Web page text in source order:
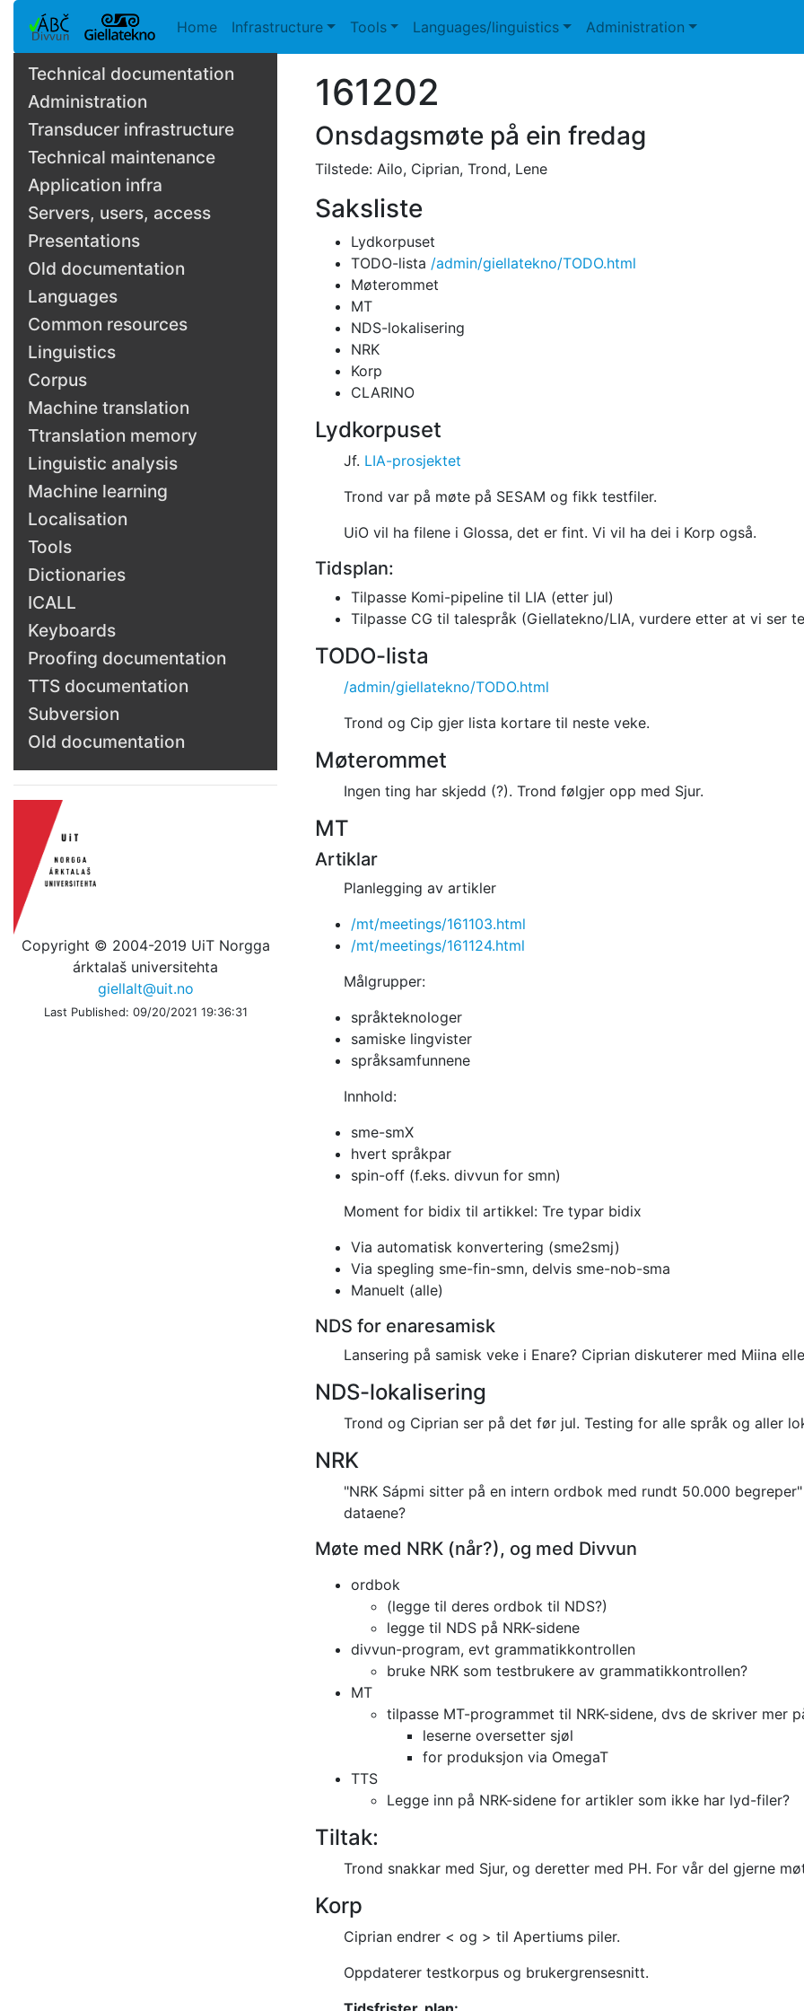
Home Infrastructure Tools Languages/linguistics Administration
Technical documentation
Administration
Transducer infrastructure
Technical maintenance
Application infra
Servers, users, access
Presentations
Old documentation
Languages
Common resources
Linguistics
Corpus
Machine translation
Ttranslation memory
Linguistic analysis
Machine learning
Localisation
Tools
Dictionaries
ICALL
Keyboards
Proofing documentation
TTS documentation
Subversion
Old documentation
Copyright © 2004-2019 UiT Norgga
árktalaš universitehta
giellalt@uit.no
Last Published: 09/20/2021 19:36:31
161202
Onsdagsmøte på ein fredag
Tilstede: Ailo, Ciprian, Trond, Lene
Saksliste
Lydkorpuset
TODO-lista /admin/giellatekno/TODO.html
Møterommet
MT
NDS-lokalisering
NRK
Korp
CLARINO
Lydkorpuset
Jf. LIA-prosjektet
Trond var på møte på SESAM og fikk testfiler.
UiO vil ha filene i Glossa, det er fint. Vi vil ha dei i Korp også.
Tidsplan:
Tilpasse Komi-pipeline til LIA (etter jul)
Tilpasse CG til talespråk (Giellatekno/LIA, vurdere etter at vi ser
TODO-lista
/admin/giellatekno/TODO.html
Trond og Cip gjer lista kortare til neste veke.
Møterommet
Ingen ting har skjedd (?). Trond følgjer opp med Sjur.
MT
Artiklar
Planlegging av artikler
/mt/meetings/161103.html
/mt/meetings/161124.html
Målgrupper:
språkteknologer
samiske lingvister
språksamfunnene
Innhold:
sme-smX
hvert språkpar
spin-off (f.eks. divvun for smn)
Moment for bidix til artikkel: Tre typar bidix
Via automatisk konvertering (sme2smj)
Via spegling sme-fin-smn, delvis sme-nob-sma
Manuelt (alle)
NDS for enaresamisk
Lansering på samisk veke i Enare? Ciprian diskuterer med Miina
NDS-lokalisering
Trond og Ciprian ser på det før jul. Testing for alle språk og aller
NRK
"NRK Sápmi sitter på en intern ordbok med rundt 50.000 begreper"
dataene?
Møte med NRK (når?), og med Divvun
ordbok
(legge til deres ordbok til NDS?)
legge til NDS på NRK-sidene
divvun-program, evt grammatikkontrollen
bruke NRK som testbrukere av grammatikkontrollen?
MT
tilpasse MT-programmet til NRK-sidene, dvs de skriver mer
leserne oversetter sjøl
for produksjon via OmegaT
TTS
Legge inn på NRK-sidene for artikler som ikke har lyd-filer?
Tiltak:
Trond snakkar med Sjur, og deretter med PH. For vår del gjerne
Korp
Ciprian endrer < og > til Apertiums piler.
Oppdaterer testkorpus og brukergrensesnitt.